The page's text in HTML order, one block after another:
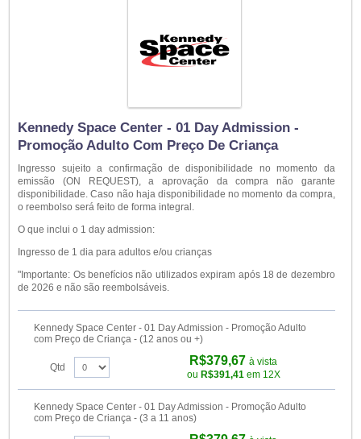
Kennedy Space Center - 01 Day Admission -
Promoção Adulto Com Preço De Criança
Ingresso sujeito a confirmação de disponibilidade no momento da
emissão (ON REQUEST), a aprovação da compra não garante
disponibilidade. Caso não haja disponibilidade no momento da compra,
o reembolso será feito de forma integral.
O que inclui o 1 day admission:
Ingresso de 1 dia para adultos e/ou crianças
"Importante: Os benefícios não utilizados expiram após 18 de dezembro
de 2026 e não são reembolsáveis.
Kennedy Space Center - 01 Day Admission - Promoção Adulto
com Preço de Criança - (12 anos ou +)
Qtd R$379,67à vista
ou R$391,41em 12X
Kennedy Space Center - 01 Day Admission - Promoção Adulto
com Preço de Criança - (3 a 11 anos)